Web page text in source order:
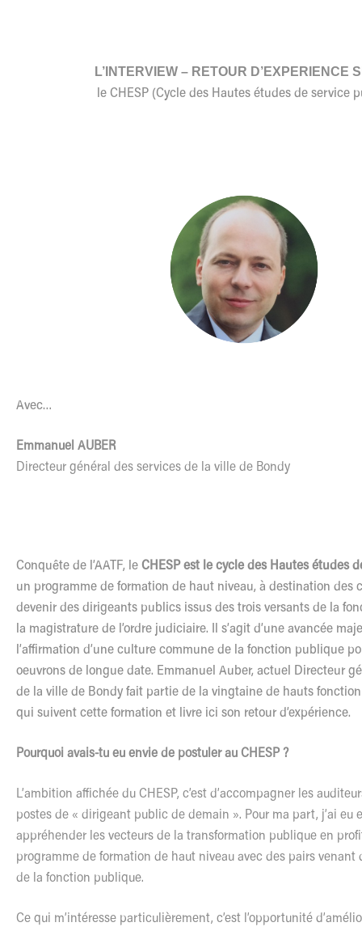
L’INTERVIEW – RETOUR D’EXPERIENCE
le CHESP (Cycle des Hautes études de service
Avec…
Emmanuel AUBER
Directeur général des services de la ville de Bondy
Conquête de l’AATF, le CHESP est le cycle des Hautes études
un programme de formation de haut niveau, à destination des
devenir des dirigeants publics issus des trois versants de la
la magistrature de l’ordre judiciaire. Il s’agit d’une avancée
l’affirmation d’une culture commune de la fonction publique
oeuvrons de longue date. Emmanuel Auber, actuel Directeur
de la ville de Bondy fait partie de la vingtaine de hauts
qui suivent cette formation et livre ici son retour d’expérience.
Pourquoi avais-tu eu envie de postuler au CHESP ?
L’ambition affichée du CHESP, c’est d’accompagner les
postes de « dirigeant public de demain ». Pour ma part, j’ai eu
appréhender les vecteurs de la transformation publique en
programme de formation de haut niveau avec des pairs venant
de la fonction publique.
Ce qui m’intéresse particulièrement, c’est l’opportunité